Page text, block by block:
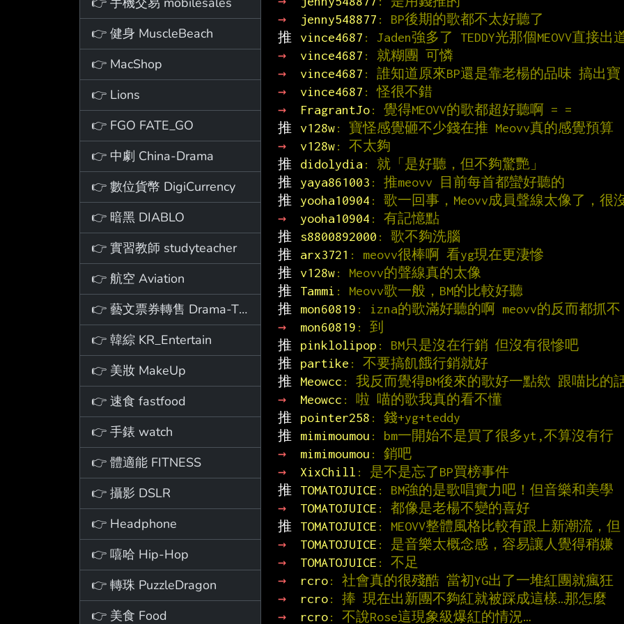
👉 健身 MuscleBeach
👉 MacShop
👉 Lions
👉 FGO FATE_GO
👉 中劇 China-Drama
👉 數位貨幣 DigiCurrency
👉 暗黑 DIABLO
👉 實習教師 studyteacher
👉 航空 Aviation
👉 藝文票券轉售 Drama-Ticket
👉 韓綜 KR_Entertain
👉 美妝 MakeUp
👉 速食 fastfood
👉 手錶 watch
👉 體適能 FITNESS
👉 攝影 DSLR
👉 Headphone
👉 嘻哈 Hip-Hop
👉 轉珠 PuzzleDragon
👉 美食 Food
→
jenny548877 : BP後期的歌都不太好聽了
推
vince4687 : Jaden強多了 TEDDY光那個MEOVV直接出
→
vince4687 : 就糊團 可憐
→
vince4687 : 誰知道原來BP還是靠老楊的品味 搞出寶
→
vince4687 : 怪很不錯
→
FragrantJo: 覺得MEOVV的歌都超好聽啊 = =
推
v128w: 寶怪感覺砸不少錢在推 Meovv真的感覺預算
→
v128w: 不太夠
推
didolydia : 就「是好聽，但不夠驚艷」
推
yaya861003 : 推meovv 目前每首都蠻好聽的
推
yooha10904 : 歌一回事，Meovv成員聲線太像了，很
→
yooha10904 : 有記憶點
推
s8800892000 : 歌不夠洗腦
推
arx3721 : meovv很棒啊 看yg現在更淒慘
推
v128w: Meovv的聲線真的太像
推
Tammi : Meovv歌一般，BM的比較好聽
推
mon60819 : izna的歌滿好聽的啊 meovv的反而都抓不
→
mon60819 : 到
推
pinklolipop : BM只是沒在行銷 但沒有很慘吧
推
partike : 不要搞飢餓行銷就好
推
Meowcc : 我反而覺得BM後來的歌好一點欸 跟喵比的
→
Meowcc : 啦 喵的歌我真的看不懂
推
pointer258 : 錢+yg+teddy
推
mimimoumou : bm一開始不是買了很多yt,不算沒有行
→
mimimoumou : 銷吧
→
XixChill : 是不是忘了BP買榜事件
推
TOMATOJUICE : BM強的是歌唱實力吧！但音樂和美學
→
TOMATOJUICE : 都像是老楊不變的喜好
推
TOMATOJUICE : MEOVV整體風格比較有跟上新潮流，但
→
TOMATOJUICE : 是音樂太概念感，容易讓人覺得稍嫌
→
TOMATOJUICE : 不足
→
rcro: 社會真的很殘酷 當初YG出了一堆紅團就瘋狂
→
rcro: 捧 現在出新團不夠紅就被踩成這樣…那怎麼
→
rcro: 不說Rose這現象級爆紅的情況…